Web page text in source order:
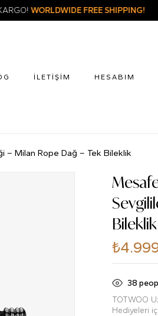
ÜCRETSİZ KARGO!WORLDWIDE
İLETIŞIM HESABIM
– Milan Rope Dağ – Tek Bileklik
Bileklik
₺
38
TOTWOO
Hediyeleri